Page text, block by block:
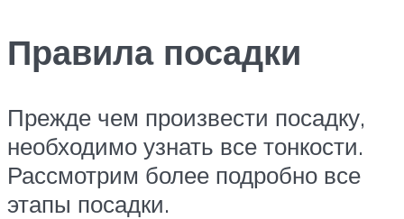
Правила посадки
Прежде чем произвести посадку,
необходимо узнать все тонкости.
Рассмотрим более подробно все
этапы посадки.